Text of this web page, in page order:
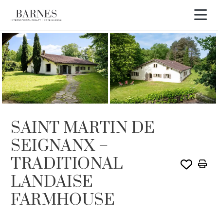
SAINT MARTIN DE
SEIGNANX –
TRADITIONAL
LANDAISE
FARMHOUSE